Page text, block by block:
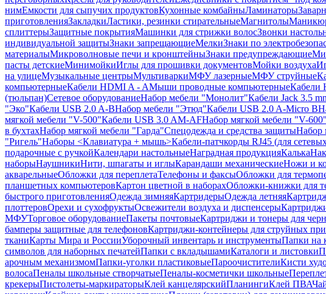
нимЕмкости для сыпучих продуктовКухонные комбайныЛаминаторы
приготовленияЗакладкиЛастики, резинки стирательныеМагнитолы
сплиттерыЗащитные покрытияМашинки для стрижки волосЗвонки
индивидуальной защитыЗнаки запрещающиеМелкиЗнаки по
материалыМикроволновые печи и кронштейныЗнаки предупреждающие
пасты детскиеМинимойкиИглы для прошивки документовМойки воздуха
на улицеМузыкальные центрыМультиваркиМФУ лазерныеМФУ струйные
компьютерныеКабели HDMI A - AМыши проводные компьютерныеКабели
(тюльпан)Сетевое оборудованиеНабор мебели "Монолит"Кабели Jack 3.5
"Эко"Кабели USB 2.0 A-BНабор мебели "Этюд"Кабели USB 2.0 A-Micro B
мягкой мебели "V-500"Кабели USB 3.0 AM-AFНабор мягкой мебели "V-600"
в бухтахНабор мягкой мебели "Гарда"Спецодежда и средства защитыНабор
"Ригель"Наборы <Клавиатура + мышь>Кабели-патчкорды RJ45 (для
подарочные с ручкойКалендари настольныеНаградная продукцияКалька
наборыНаушникиНити, шпагаты и иглыКарандаши механическиеНожи и
акварельныеОбложки для переплетаТелефоны и факсыОбложки для
планшетных компьютеровКартон цветной в наборахОбложки-книжки для
быстрого приготовленияОдежда зимняяКартридерыОдежда летняя
плоттеровОрехи и сухофруктыОсвежители воздуха и диспенсеры
МФУТорговое оборудованиеПакеты почтовыеКартриджи и тонеры для
бамперы защитные для телефоновКартриджи-контейнеры для струйных
тканиКарты Мира и РоссииУборочный инвентарь и инструментыПапки на
символов для наборных печатейПапки с вкладышамиКаталоги и листовки
арочным механизмомПапки-уголки пластиковыеПароочистителиКисти
волосаПеналы школьные створчатыеПеналы-косметички школьные
крекерыПистолеты-маркираторыКлей канцелярскийПланингиКлей ПВА